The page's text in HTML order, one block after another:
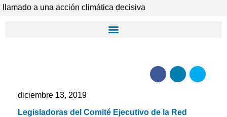
llamado a una acción climática decisiva
diciembre 13, 2019
Legisladoras del Comité Ejecutivo de la Red